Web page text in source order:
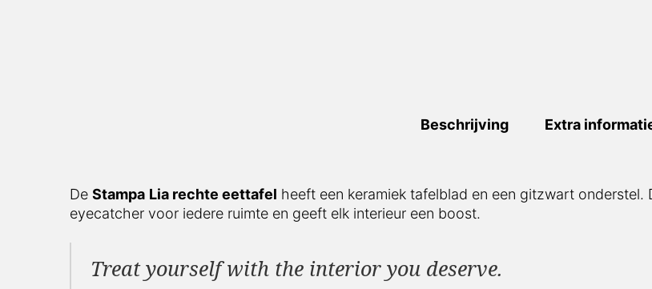
Beschrijving Extra
De Stampa Lia rechte eettafelheeft een keramiek tafelblad en een gitzwart onderstel.
voor iedere ruimte en geeft elk interieur een boost.
Treat yourself with the interior you deserve.